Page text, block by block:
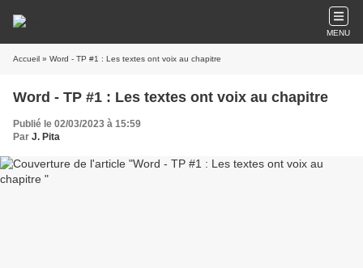
MENU
Accueil » Word - TP #1 : Les textes ont voix au chapitre
Word - TP #1 : Les textes ont voix au chapitre
Publié le 02/03/2023 à 15:59
Par J. Pita